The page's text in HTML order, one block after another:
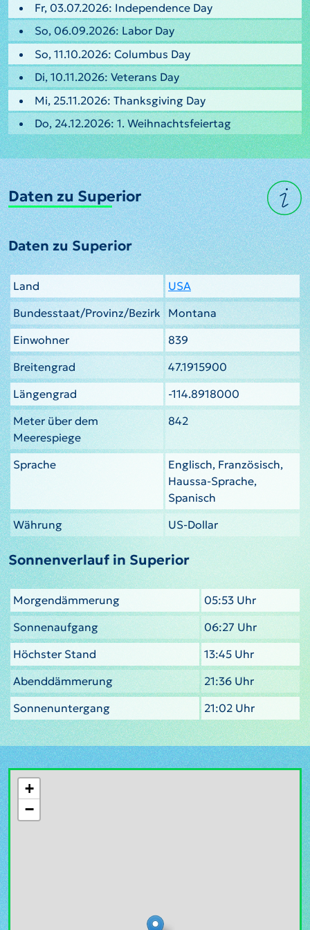
Fr, 03.07.2026: Independence Day
So, 06.09.2026: Labor Day
So, 11.10.2026: Columbus Day
Di, 10.11.2026: Veterans Day
Mi, 25.11.2026: Thanksgiving Day
Do, 24.12.2026: 1. Weihnachtsfeiertag
Daten zu Superior
Daten zu Superior
Land
USA
Bundesstaat/Provinz/Bezirk Montana
Einwohner
839
Breitengrad
47.1915900
Längengrad
-114.8918000
Meter über dem
Meerespiege
842
Sprache
Englisch, Französisch,
Haussa-Sprache,
Spanisch
Währung
US-Dollar
Sonnenverlauf in Superior
Morgendämmerung
05:53 Uhr
Sonnenaufgang
06:27 Uhr
Höchster Stand
13:45 Uhr
Abenddämmerung
21:36 Uhr
Sonnenuntergang
21:02 Uhr
+
−